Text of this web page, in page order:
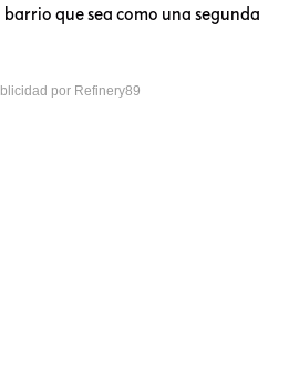
que sea como una segunda
por Refinery89